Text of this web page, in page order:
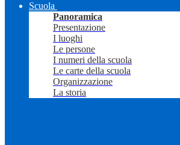
Scuola
Panoramica
Presentazione
I luoghi
Le persone
I numeri della scuola
Le carte della scuola
Organizzazione
La storia